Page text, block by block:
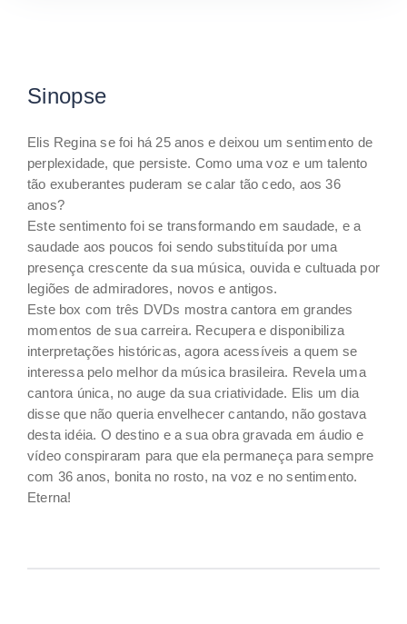
Sinopse
Elis Regina se foi há 25 anos e deixou um sentimento de
perplexidade, que persiste. Como uma voz e um talento
tão exuberantes puderam se calar tão cedo, aos 36
anos?
Este sentimento foi se transformando em saudade, e a
saudade aos poucos foi sendo substituída por uma
presença crescente da sua música, ouvida e cultuada por
legiões de admiradores, novos e antigos.
Este box com três DVDs mostra cantora em grandes
momentos de sua carreira. Recupera e disponibiliza
interpretações históricas, agora acessíveis a quem se
interessa pelo melhor da música brasileira. Revela uma
cantora única, no auge da sua criatividade. Elis um dia
disse que não queria envelhecer cantando, não gostava
desta idéia. O destino e a sua obra gravada em áudio e
vídeo conspiraram para que ela permaneça para sempre
com 36 anos, bonita no rosto, na voz e no sentimento.
Eterna!